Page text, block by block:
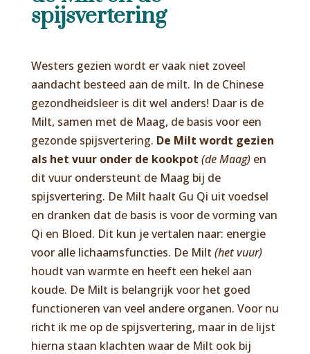
spijsvertering
Westers gezien wordt er vaak niet zoveel
aandacht besteed aan de milt. In de Chinese
gezondheidsleer is dit wel anders! Daar is de
Milt, samen met de Maag, de basis voor een
gezonde spijsvertering. De Milt wordt gezien
als het vuur onder de kookpot (de Maag)en
dit vuur ondersteunt de Maag bij de
spijsvertering. De Milt haalt Gu Qi uit voedsel
en dranken dat de basis is voor de vorming van
Qi en Bloed. Dit kun je vertalen naar: energie
voor alle lichaamsfuncties. De Milt (het vuur)
houdt van warmte en heeft een hekel aan
koude. De Milt is belangrijk voor het goed
functioneren van veel andere organen. Voor nu
richt ik me op de spijsvertering, maar in de lijst
hierna staan klachten waar de Milt ook bij